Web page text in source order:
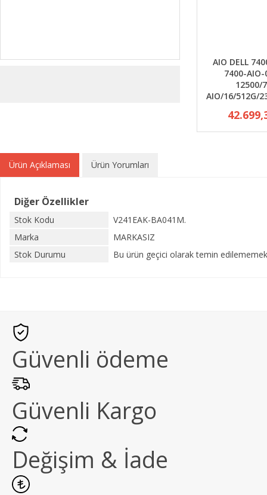
AIO DELL
7400-
12500/
AIO/16/512G/
Ürün Açıklaması Ürün Yorumları
Diğer Özellikler
Stok Kodu
V241EAK-BA041M.
Marka
MARKASIZ
Stok Durumu
Bu ürün geçici olarak temin
Güvenli ödeme
Güvenli Kargo
Değişim & İade